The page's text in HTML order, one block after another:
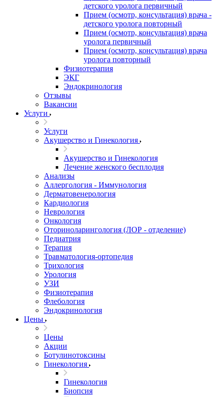
детского уролога первичный
Прием (осмотр, консультация) врача -
детского уролога повторный
Прием (осмотр, консультация) врача
уролога первичный
Прием (осмотр, консультация) врача
уролога повторный
Физиотерапия
ЭКГ
Эндокринология
Отзывы
Вакансии
Услуги
Услуги
Акушерство и Гинекология
Акушерство и Гинекология
Лечение женского бесплодия
Анализы
Аллергология - Иммунология
Дерматовенерология
Кардиология
Неврология
Онкология
Оториноларингология (ЛОР - отделение)
Педиатрия
Терапия
Травматология-ортопедия
Трихология
Урология
УЗИ
Физиотерапия
Флебология
Эндокринология
Цены
Цены
Акции
Ботулинотоксины
Гинекология
Гинекология
Биопсия